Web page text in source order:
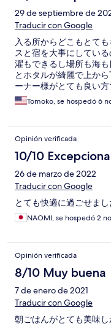
29 de septiembre de
Traducir con Google
入る所からどこもとて
スと宿を大事にしてい
濯もできるし場所も海
とホタルが綺麗で上か
ーナー様がとても良い
快適でした。
Tomoko, se hospedó 6
Opinión verificada
10/10
26 de marzo de 2022
Traducir con Google
とても快適に過ごせま
NAOMI, se hospedó 2
Opinión verificada
8/10 Muy buena
7 de enero de 2021
Traducir con Google
朝ごはんがとても美味し